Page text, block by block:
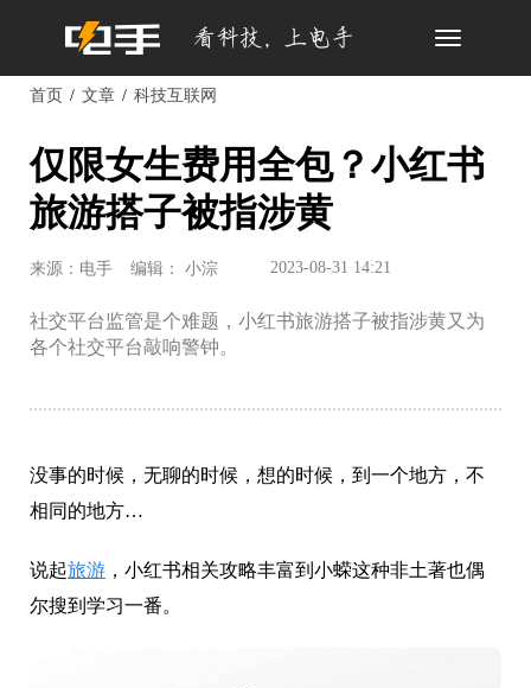
Toggle
首页 文章 科技互联网
仅限女生费用全包？小红书
旅游搭子被指涉黄
来源：电手 编辑： 小淙 2023-08-31 14:21
社交平台监管是个难题，小红书旅游搭子被指涉黄又为
各个社交平台敲响警钟。
没事的时候，无聊的时候，想的时候，到一个地方，不
相同的地方…
说起旅游 ，小红书相关攻略丰富到小蝾这种非土著也偶
尔搜到学习一番。